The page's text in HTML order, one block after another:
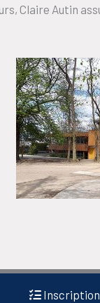
Claire Autin
Inscription